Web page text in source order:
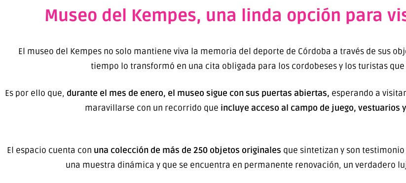
Museo del Kempes, una linda opción para
El museo del Kempes no solo mantiene viva la memoria del deporte de Córdoba a través de sus
tiempo lo transformó en una cita obligada para los cordobeses y los turistas
Es por ello que, durante el mes de enero, el museo sigue con sus puertas abiertas, esperando a
maravillarse con un recorrido que incluye acceso al campo de juego, vestuarios
El espacio cuenta con una colección de más de 250 objetos originales que sintetizan y son
una muestra dinámica y que se encuentra en permanente renovación, un verdadero